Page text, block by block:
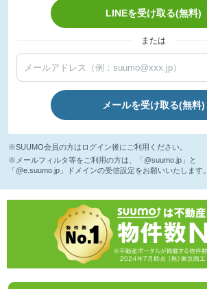
LINEを受け取る(無料)
または
メールを受け取る(無料)
※SUUMO会員の方はログイン後にご利用ください。
※メールフィルタ等をご利用の方は、「@suumo.jp」と
「@e.suumo.jp」ドメインの受信設定をお願いいたします。